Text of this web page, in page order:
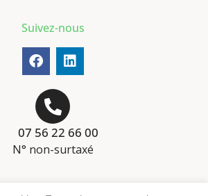
Suivez-nous
07 56 22 66 00
N° non-surtaxé